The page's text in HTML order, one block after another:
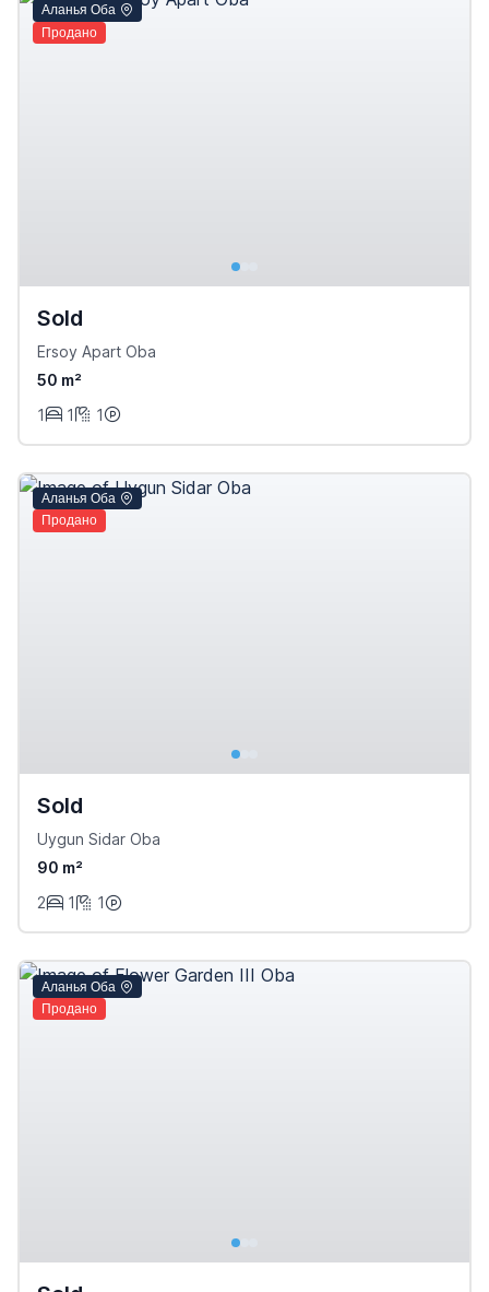
Аланья Оба
Продано
Sold
Ersoy Apart Oba
50 m²
1
1 1
Аланья Оба
Продано
Sold
Uygun Sidar Oba
90 m²
2
1 1
Аланья Оба
Продано